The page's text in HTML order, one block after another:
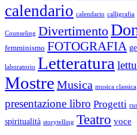
calendario calendario calligrafia
Counseling Divertimento
femminismo FOTOGRAFIA
laboratorio Letteratura
Mostre Musica musica classica
presentazione libro Progetti
spiritualità storytelling Teatro voce